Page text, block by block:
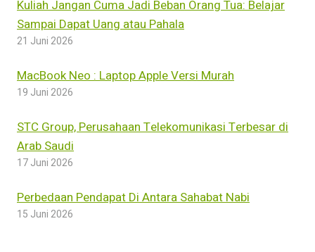
Kuliah Jangan Cuma Jadi Beban Orang Tua: Belajar
Sampai Dapat Uang atau Pahala
21 Juni 2026
MacBook Neo : Laptop Apple Versi Murah
19 Juni 2026
STC Group, Perusahaan Telekomunikasi Terbesar di
Arab Saudi
17 Juni 2026
Perbedaan Pendapat Di Antara Sahabat Nabi
15 Juni 2026